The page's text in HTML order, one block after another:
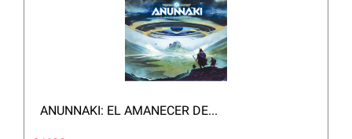
ANUNNAKI: EL AMANECER DE...